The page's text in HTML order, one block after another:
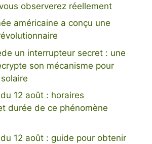
observerez réellement
américaine a conçu une
un interrupteur secret : une
son mécanisme pour
12 août : horaires
durée de ce phénomène
12 août : guide pour obtenir